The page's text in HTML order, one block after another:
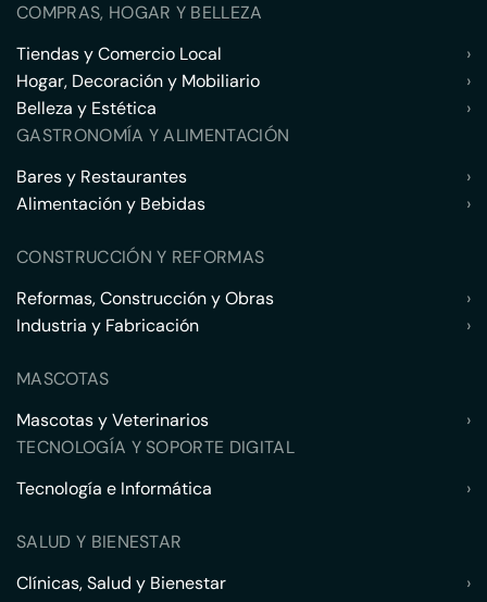
COMPRAS, HOGAR Y BELLEZA
Tiendas y Comercio Local
›
Hogar, Decoración y Mobiliario
›
Belleza y Estética
›
GASTRONOMÍA Y ALIMENTACIÓN
Bares y Restaurantes
›
Alimentación y Bebidas
›
CONSTRUCCIÓN Y REFORMAS
Reformas, Construcción y Obras
›
Industria y Fabricación
›
MASCOTAS
Mascotas y Veterinarios
›
TECNOLOGÍA Y SOPORTE DIGITAL
Tecnología e Informática
›
SALUD Y BIENESTAR
Clínicas, Salud y Bienestar
›